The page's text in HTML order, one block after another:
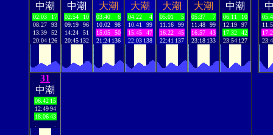
中潮
02:03
17
08:27
93
13:39
52
20:04 126
中潮
02:54
10
09:19
96
14:24
51
20:45 132
大潮
03:40
6
10:02
98
15:05
50
21:24 136
大潮
04:22
4
10:41
99
15:45
47
22:03 138
大潮
05:01
5
11:16
99
16:22
45
22:41 137
大潮
05:37
7
11:48
99
16:57
43
23:18 133
中潮
06:11
10
12:19
97
17:32
42
23:54 127
31
中潮
06:42 15
12:49 94
18:06 43